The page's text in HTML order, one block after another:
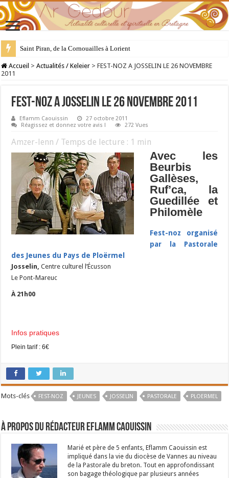
Saint Piran, de la Cornouailles à Lorient
28 juillet : Saint Samson de Dol, père de la Bretagne chrétienne
Accueil > Actualités / Keleier > FEST-NOZ A JOSSELIN LE 26 NOVEMBRE
2011
FEST-NOZ A JOSSELIN LE 26 NOVEMBRE 2011
Eflamm Caouissin
27 octobre 2011
Réagissez et donnez votre avis !
272 Vues
Amzer-lenn / Temps de lecture : 1 min
Avec les
Beurbis
Gallèses,
Ruf’ca, la
Guedillée et
Philomèle
Fest-noz organisé
par la Pastorale
des Jeunes du Pays de Ploërmel
Josselin,Centre culturel l’Écusson
Le Pont-Mareuc
À 21h00
Infos pratiques
Plein tarif : 6€
Mots-clés FEST-NOZ JEUNES JOSSELIN PASTORALE PLOERMEL
À propos du rédacteur Eflamm Caouissin
Marié et père de 5 enfants, Eflamm Caouissin est
impliqué dans la vie du diocèse de Vannes au niveau
de la Pastorale du breton. Tout en approfondissant
son bagage théologique par plusieurs années